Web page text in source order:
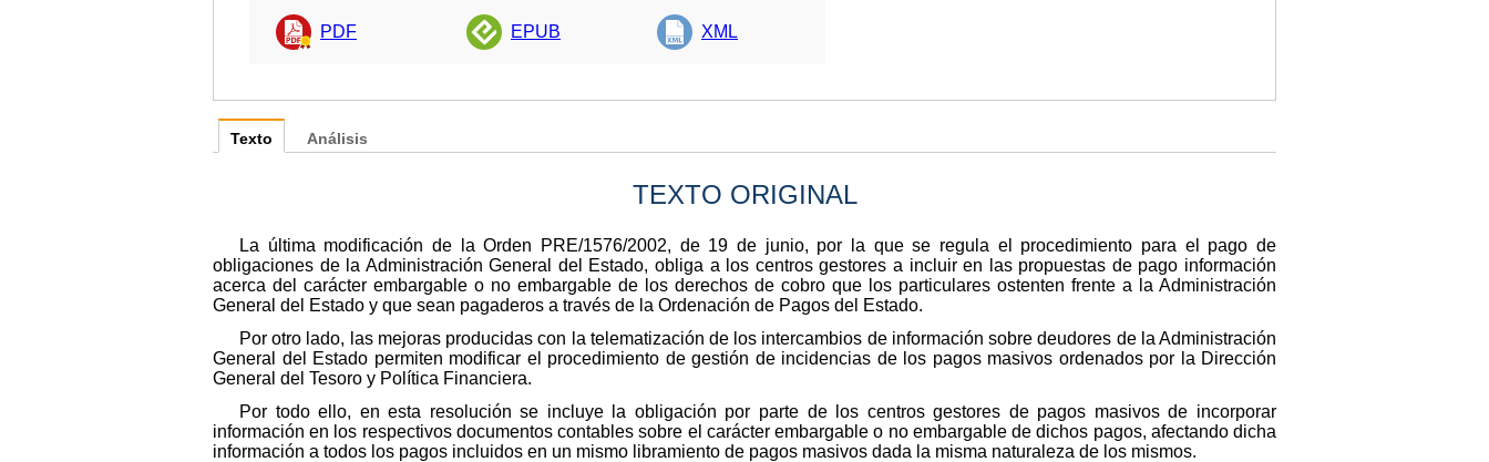
PDF EPUB XML
Texto
TEXTO ORIGINAL
La última modificación de la Orden PRE/1576/2002, de 19 de junio, por la que se regula el procedimiento para el pago de
obligaciones de la Administración General del Estado, obliga a los centros gestores a incluir en las propuestas de pago información
acerca del carácter embargable o no embargable de los derechos de cobro que los particulares ostenten frente a la Administración
General del Estado y que sean pagaderos a través de la Ordenación de Pagos del Estado.
Por otro lado, las mejoras producidas con la telematización de los intercambios de información sobre deudores de la Administración
General del Estado permiten modificar el procedimiento de gestión de incidencias de los pagos masivos ordenados por la Dirección
General del Tesoro y Política Financiera.
Por todo ello, en esta resolución se incluye la obligación por parte de los centros gestores de pagos masivos de incorporar
información en los respectivos documentos contables sobre el carácter embargable o no embargable de dichos pagos, afectando dicha
información a todos los pagos incluidos en un mismo libramiento de pagos masivos dada la misma naturaleza de los mismos.
Análisis